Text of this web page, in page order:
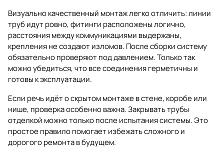
Визуально качественный монтаж легко отличить: линии
труб идут ровно, фитинги расположены логично,
расстояния между коммуникациями выдержаны,
крепления не создают изломов. После сборки систему
обязательно проверяют под давлением. Только так
можно убедиться, что все соединения герметичны и
готовы к эксплуатации.
Если речь идёт о скрытом монтаже в стене, коробе или
нише, проверка особенно важна. Закрывать трубы
отделкой можно только после испытания системы. Это
простое правило помогает избежать сложного и
дорогого ремонта в будущем.